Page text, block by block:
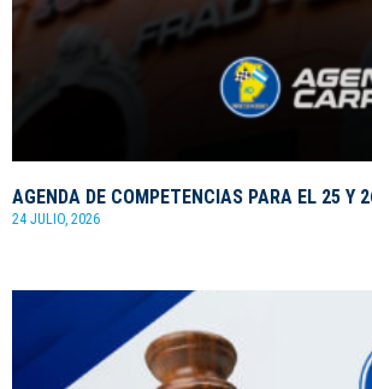
AGENDA DE COMPETENCIAS PARA EL 25 Y
24 JULIO, 2026